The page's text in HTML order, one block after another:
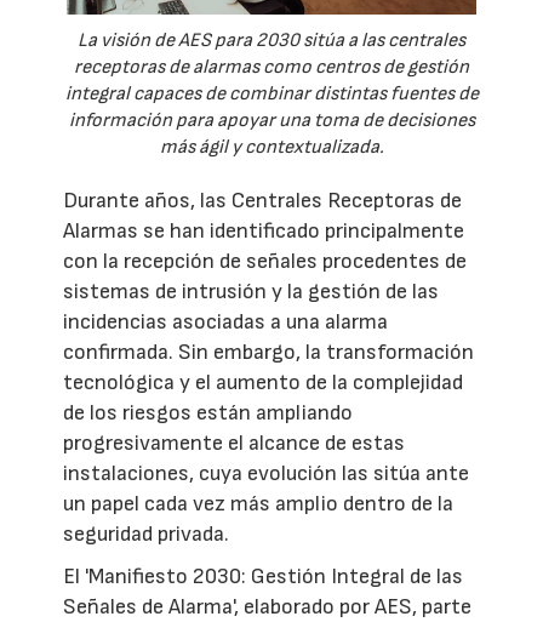
La visión de AES para 2030 sitúa a las centrales
receptoras de alarmas como centros de gestión
integral capaces de combinar distintas fuentes de
información para apoyar una toma de decisiones
más ágil y contextualizada.
Durante años, las Centrales Receptoras de
Alarmas se han identificado principalmente
con la recepción de señales procedentes de
sistemas de intrusión y la gestión de las
incidencias asociadas a una alarma
confirmada. Sin embargo, la transformación
tecnológica y el aumento de la complejidad
de los riesgos están ampliando
progresivamente el alcance de estas
instalaciones, cuya evolución las sitúa ante
un papel cada vez más amplio dentro de la
seguridad privada.
El 'Manifiesto 2030: Gestión Integral de las
Señales de Alarma', elaborado por AES, parte